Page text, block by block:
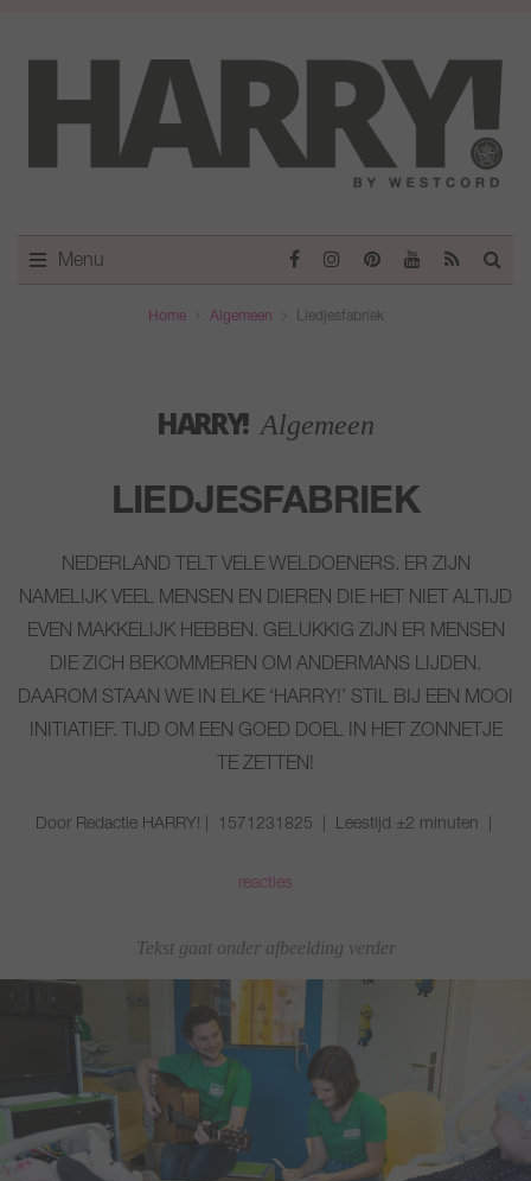
Menu
Home Algemeen Liedjesfabriek
HARRY! Algemeen
LIEDJESFABRIEK
NEDERLAND TELT VELE WELDOENERS. ER ZIJN
NAMELIJK VEEL MENSEN EN DIEREN DIE HET NIET ALTIJD
EVEN MAKKELIJK HEBBEN. GELUKKIG ZIJN ER MENSEN
DIE ZICH BEKOMMEREN OM ANDERMANS LIJDEN.
DAAROM STAAN WE IN ELKE ‘HARRY!’ STIL BIJ EEN MOOI
INITIATIEF. TIJD OM EEN GOED DOEL IN HET ZONNETJE
TE ZETTEN!
Door Redactie HARRY! | 1571231825 | Leestijd ±2 minuten |
reacties
Tekst gaat onder afbeelding verder